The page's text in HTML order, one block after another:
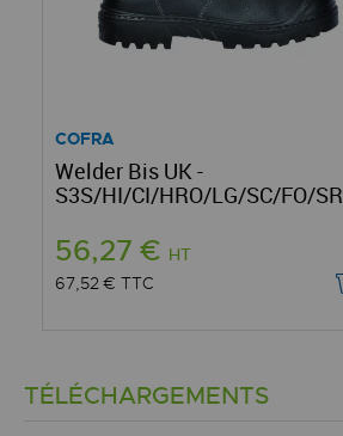
COFRA
Welder Bis UK -
S3S/HI/CI/HRO/LG/SC/FO/SR
56,27 € HT
67,52 € TTC
TÉLÉCHARGEMENTS